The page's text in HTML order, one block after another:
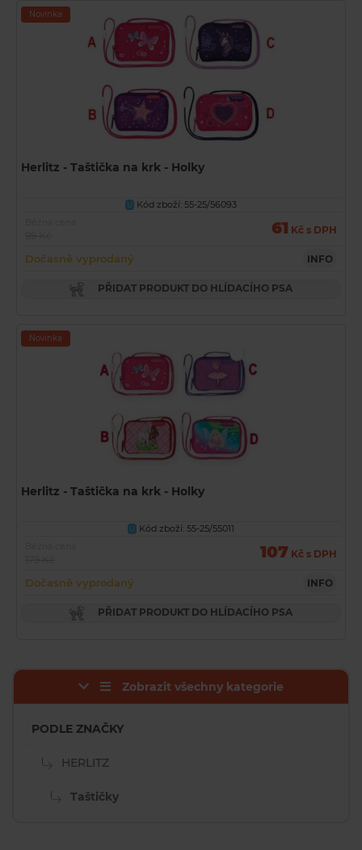
Novinka
Herlitz - Taštička na krk - Holky
U
Kód zboží: 55-25/56093
61 Kč s DPH
Dočasně vyprodaný INFO
PŘIDAT PRODUKT DO HLÍDACÍHO PSA
Novinka
Herlitz - Taštička na krk - Holky
U
Kód zboží: 55-25/55011
107 Kč s DPH
Dočasně vyprodaný INFO
PŘIDAT PRODUKT DO HLÍDACÍHO PSA
Zobrazit všechny kategorie
PODLE ZNAČKY
HERLITZ
Taštičky